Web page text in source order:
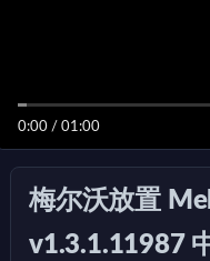
0:00 / 01:00
梅尔沃放置
v1.3.1.11987